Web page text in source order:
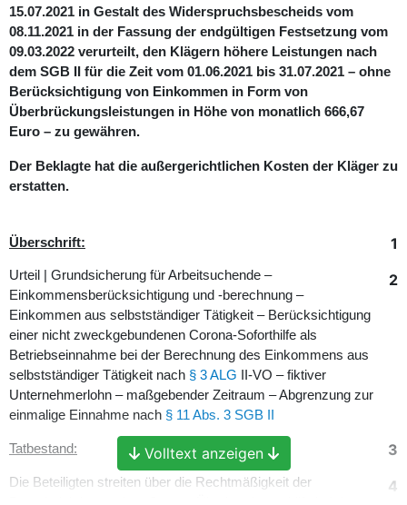
15.07.2021 in Gestalt des Widerspruchsbescheids vom
08.11.2021 in der Fassung der endgültigen Festsetzung vom
09.03.2022 verurteilt, den Klägern höhere Leistungen nach
dem SGB II für die Zeit vom 01.06.2021 bis 31.07.2021 – ohne
Berücksichtigung von Einkommen in Form von
Überbrückungsleistungen in Höhe von monatlich 666,67
Euro – zu gewähren.
Der Beklagte hat die außergerichtlichen Kosten der Kläger zu
erstatten.
1
Überschrift:
2
Urteil | Grundsicherung für Arbeitsuchende –
Einkommensberücksichtigung und -berechnung –
Einkommen aus selbstständiger Tätigkeit – Berücksichtigung
einer nicht zweckgebundenen Corona-Soforthilfe als
Betriebseinnahme bei der Berechnung des Einkommens aus
selbstständiger Tätigkeit nach § 3 ALG II-VO – fiktiver
Unternehmerlohn – maßgebender Zeitraum – Abgrenzung zur
einmalige Einnahme nach § 11 Abs. 3 SGB II
3
Tatbestand:
4
Die Beteiligten streiten über die Rechtmäßigkeit der
Volltext anzeigen